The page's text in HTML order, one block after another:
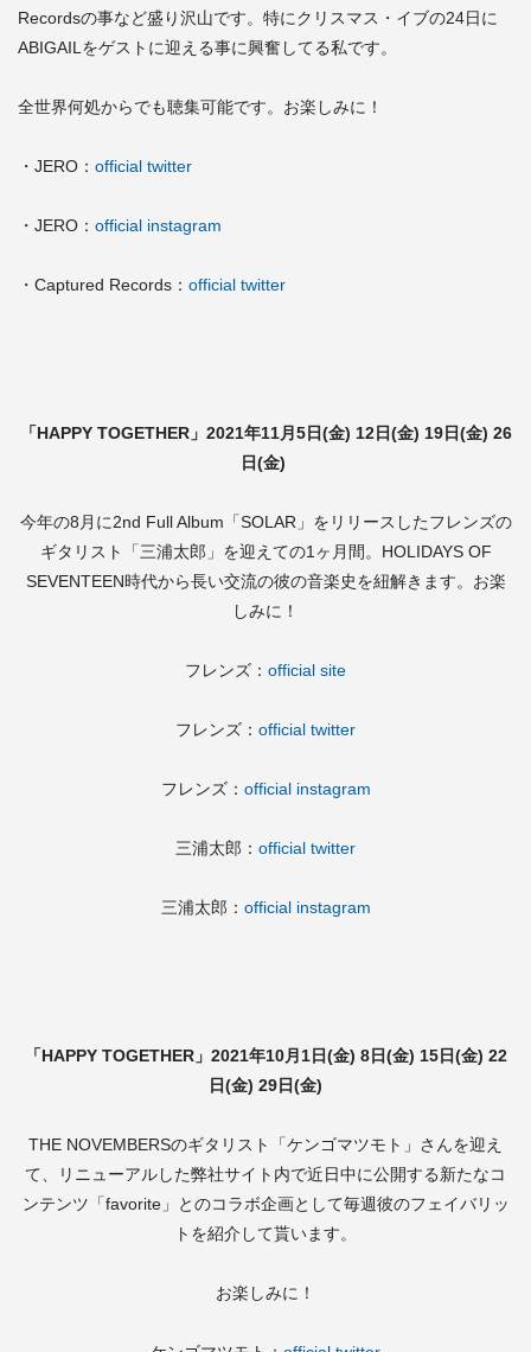
Recordsの事など盛り沢山です。特にクリスマス・イブの24日に
ABIGAILをゲストに迎える事に興奮してる私です。
全世界何処からでも聴集可能です。お楽しみに！
・JERO： official twitter
・JERO： official instagram
・Captured Records： official twitter
「HAPPY TOGETHER」2021年11月5日(金) 12日(金) 19日(金) 26
日(金)
今年の8月に2nd Full Album「SOLAR」をリリースしたフレンズの
ギタリスト「三浦太郎」を迎えての1ヶ月間。HOLIDAYS OF
SEVENTEEN時代から長い交流の彼の音楽史を紐解きます。お楽
しみに！
フレンズ： official site
フレンズ： official twitter
フレンズ： official instagram
三浦太郎： official twitter
三浦太郎： official instagram
「HAPPY TOGETHER」2021年10月1日(金) 8日(金) 15日(金) 22
日(金) 29日(金)
THE NOVEMBERSのギタリスト「ケンゴマツモト」さんを迎え
て、リニューアルした弊社サイト内で近日中に公開する新たなコ
ンテンツ「favorite」とのコラボ企画として毎週彼のフェイバリッ
トを紹介して貰います。
お楽しみに！